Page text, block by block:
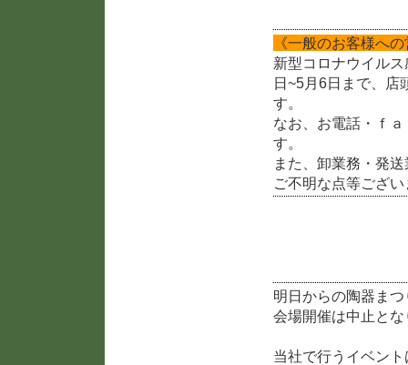
《一般のお客様へ
新型コロナウイル
日~5月6日まで、店
す。
なお、お電話・ｆ
す。
また、卸業務・発
ご不明な点等ござ
明日からの陶器ま
会場開催は中止と
当社で行うイベン